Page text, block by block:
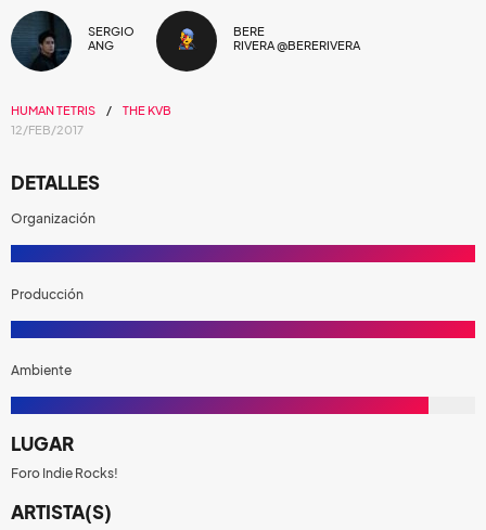
SERGIO
ANG
BERE
RIVERA @BERERIVERA
HUMAN TETRIS
THE KVB
12/FEB/2017
DETALLES
Organización
Producción
Ambiente
LUGAR
Foro Indie Rocks!
ARTISTA(S)